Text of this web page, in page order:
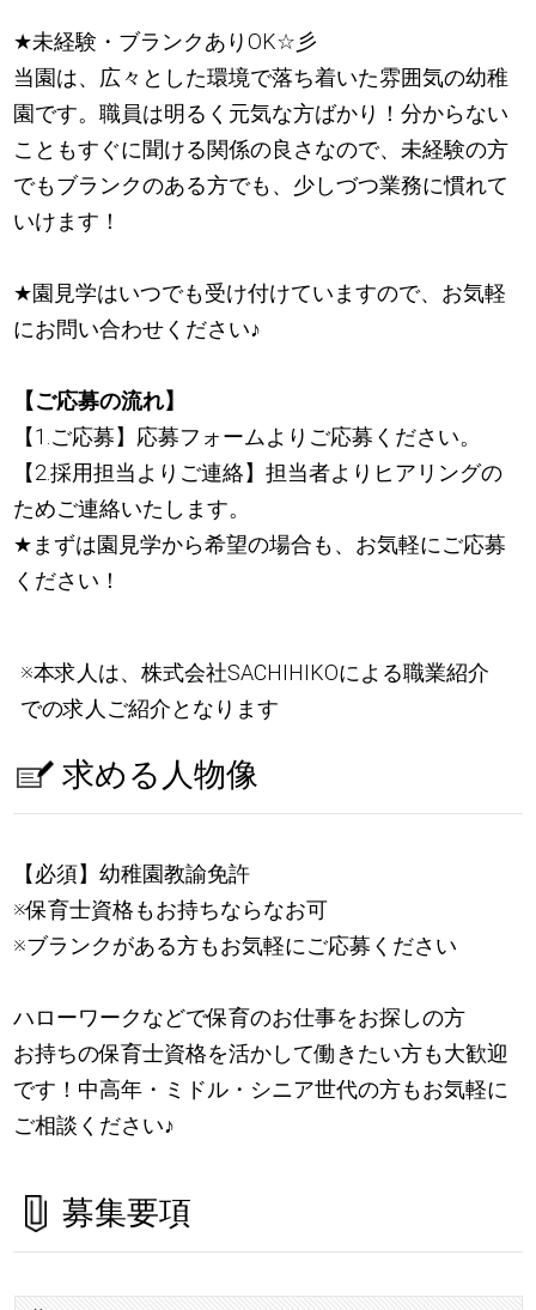
★未経験・ブランクありOK☆彡
当園は、広々とした環境で落ち着いた雰囲気の幼稚
園です。職員は明るく元気な方ばかり！分からない
こともすぐに聞ける関係の良さなので、未経験の方
でもブランクのある方でも、少しづつ業務に慣れて
いけます！
★園見学はいつでも受け付けていますので、お気軽
にお問い合わせください♪
【ご応募の流れ】
【1.ご応募】応募フォームよりご応募ください。
【2.採用担当よりご連絡】担当者よりヒアリングの
ためご連絡いたします。
★ まずは園見学から希望の場合も、お気軽にご応募
ください！
※本求人は、株式会社SACHIHIKOによる職業紹介
での求人ご紹介となります
求める人物像
【必須】幼稚園教諭免許
※保育士資格もお持ちならなお可
※ブランクがある方もお気軽にご応募ください
ハローワークなどで保育のお仕事をお探しの方
お持ちの保育士資格を活かして働きたい方も大歓迎
です！中高年・ミドル・シニア世代の方もお気軽に
ご相談ください♪
募集要項